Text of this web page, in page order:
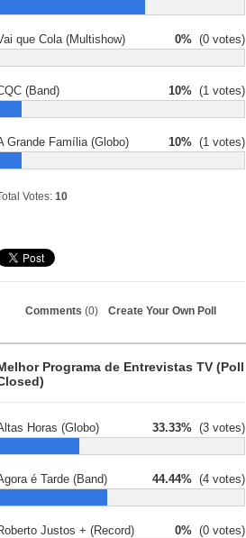
que Cola (Multishow) 0% (0 votes)
(Band) 10% (1 votes)
Grande Família (Globo) 10% (1 votes)
Votes: 10
Comments (0) Create Your Own Poll
Programa de Entrevistas TV (Poll
Horas (Globo) 33.33% (3 votes)
é Tarde (Band) 44.44% (4 votes)
Justos + (Record) 0% (0 votes)